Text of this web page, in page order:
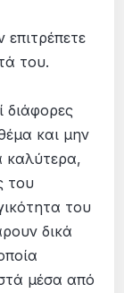
επιτρέπετε
του.
διάφορες
και μην
καλύτερα,
του
του
δικά
μέσα από